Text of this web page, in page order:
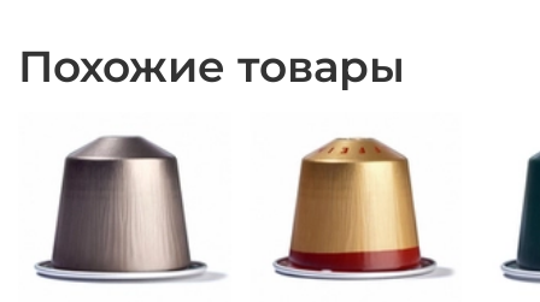
Похожие товары